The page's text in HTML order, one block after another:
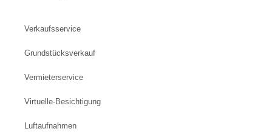
Verkaufsservice
Grundstücksverkauf
Vermieterservice
Virtuelle-Besichtigung
Luftaufnahmen